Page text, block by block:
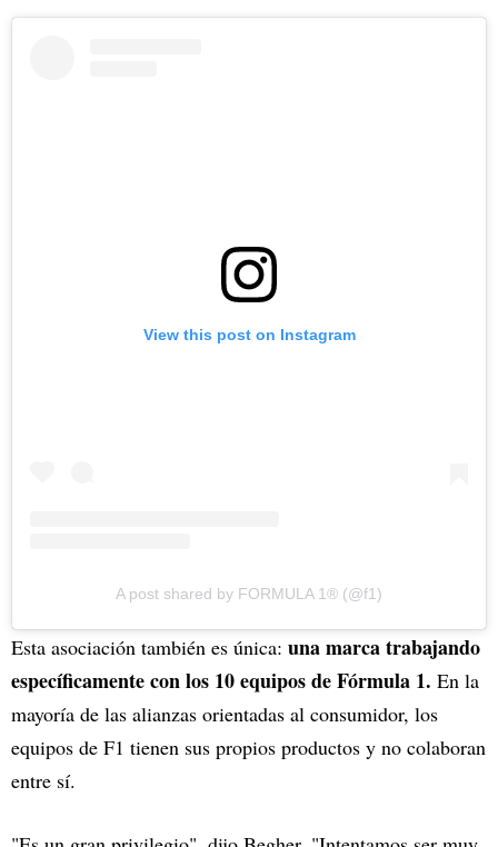
View this post on Instagram
A post shared by FORMULA 1® (@f1)
Esta asociación también es única: una marca trabajando
específicamente con los 10 equipos de Fórmula 1. En la
mayoría de las alianzas orientadas al consumidor, los
equipos de F1 tienen sus propios productos y no colaboran
entre sí.